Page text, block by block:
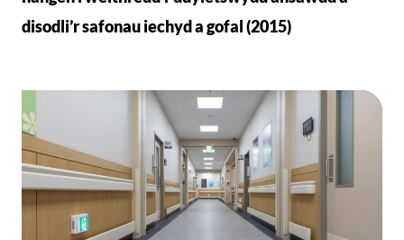
disodli’r safonau iechyd a gofal (2015)